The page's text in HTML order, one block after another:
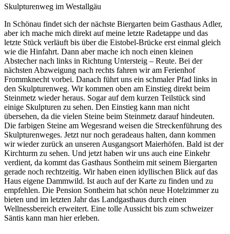
Skulpturenweg im Westallgäu
In Schönau findet sich der nächste Biergarten beim Gasthaus Adler,
aber ich mache mich direkt auf meine letzte Radetappe und das
letzte Stück verläuft bis über die Eistobel-Brücke erst einmal gleich
wie die Hinfahrt. Dann aber mache ich noch einen kleinen
Abstecher nach links in Richtung Untersteig – Reute. Bei der
nächsten Abzweigung nach rechts fahren wir am Ferienhof
Frommknecht vorbei. Danach führt uns ein schmaler Pfad links in
den Skulpturenweg. Wir kommen oben am Einstieg direkt beim
Steinmetz wieder heraus. Sogar auf dem kurzen Teilstück sind
einige Skulpturen zu sehen. Den Einstieg kann man nicht
übersehen, da die vielen Steine beim Steinmetz darauf hindeuten.
Die farbigen Steine am Wegesrand weisen die Streckenführung des
Skulpturenweges. Jetzt nur noch geradeaus halten, dann kommen
wir wieder zurück an unseren Ausgangsort Maierhöfen. Bald ist der
Kirchturm zu sehen. Und jetzt haben wir uns auch eine Einkehr
verdient, da kommt das Gasthaus Sontheim mit seinem Biergarten
gerade noch rechtzeitig. Wir haben einen idyllischen Blick auf das
Haus eigene Dammwild. Ist auch auf der Karte zu finden und zu
empfehlen. Die Pension Sontheim hat schön neue Hotelzimmer zu
bieten und im letzten Jahr das Landgasthaus durch einen
Wellnessbereich erweitert. Eine tolle Aussicht bis zum schweizer
Säntis kann man hier erleben.